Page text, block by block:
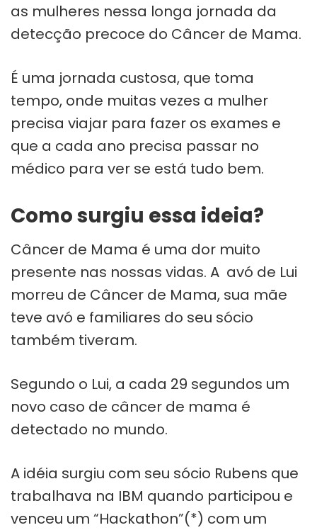
as mulheres nessa longa jornada da
detecção precoce do Câncer de Mama.
É uma jornada custosa, que toma
tempo, onde muitas vezes a mulher
precisa viajar para fazer os exames e
que a cada ano precisa passar no
médico para ver se está tudo bem.
Como surgiu essa ideia?
Câncer de Mama é uma dor muito
presente nas nossas vidas. A avó de Lui
morreu de Câncer de Mama, sua mãe
teve avó e familiares do seu sócio
também tiveram.
Segundo o Lui, a cada 29 segundos um
novo caso de câncer de mama é
detectado no mundo.
A idéia surgiu com seu sócio Rubens que
trabalhava na IBM quando participou e
venceu um “Hackathon”(*) com um